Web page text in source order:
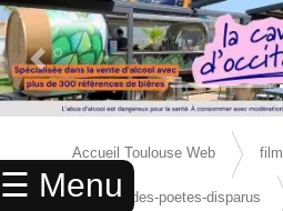
☰ Menu
× ACCUEIL
ANNUAIRE
Previous Slide
Accueil Toulouse Web film
le-cercle-des-poetes-disparus